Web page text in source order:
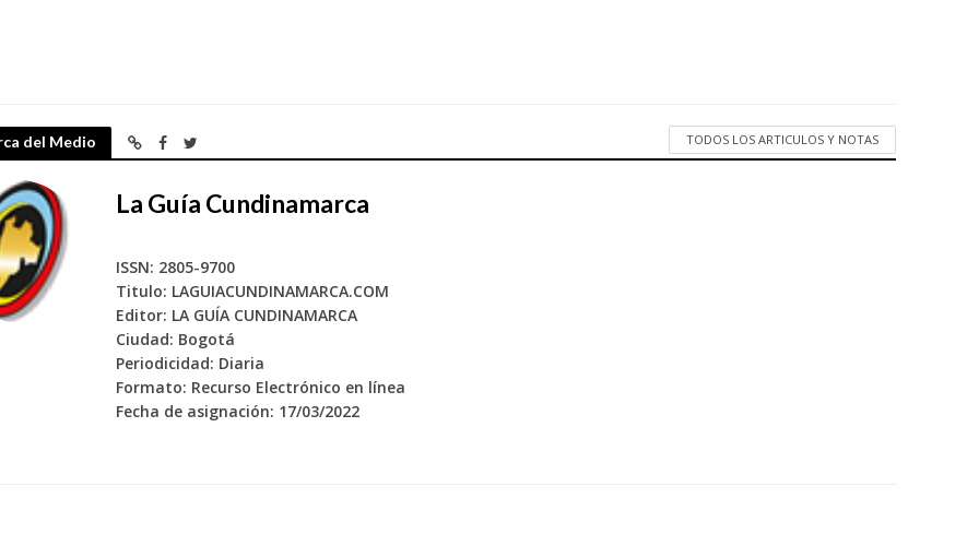
del Medio TODOS LOS ARTICULOS Y NOTAS
La Guía Cundinamarca
ISSN: 2805-9700
Titulo: LAGUIACUNDINAMARCA.COM
Editor: LA GUÍA CUNDINAMARCA
Ciudad: Bogotá
Periodicidad: Diaria
Formato: Recurso Electrónico en línea
Fecha de asignación: 17/03/2022